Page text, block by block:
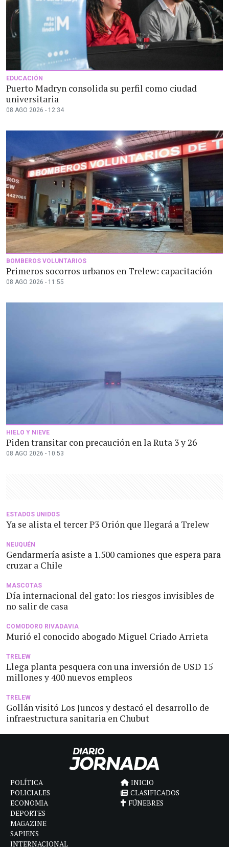
EDUCACIÓN
Puerto Madryn consolida su perfil como ciudad
universitaria
08 AGO 2026 - 12:34
BOMBEROS VOLUNTARIOS
Primeros socorros urbanos en Trelew: capacitación
08 AGO 2026 - 11:55
HIELO Y NIEVE
Piden transitar con precaución en la Ruta 3 y 26
08 AGO 2026 - 10:53
ESTADOS UNIDOS
Ya se alista el tercer P3 Orión que llegará a Trelew
NEUQUÉN
Gendarmería asiste a 1.500 camiones que espera para
cruzar a Chile
MASCOTAS
Día internacional del gato: los riesgos invisibles de
no salir de casa
COMODORO RIVADAVIA
Murió el conocido abogado Miguel Criado Arrieta
TRELEW
Llega planta pesquera con una inversión de USD 15
millones y 400 nuevos empleos
TRELEW
Gollán visitó Los Juncos y destacó el desarrollo de
infraestructura sanitaria en Chubut
POLÍTICA
POLICIALES
ECONOMIA
DEPORTES
MAGAZINE
SAPIENS
INTERNACIONAL
INICIO
CLASIFICADOS
FÚNEBRES